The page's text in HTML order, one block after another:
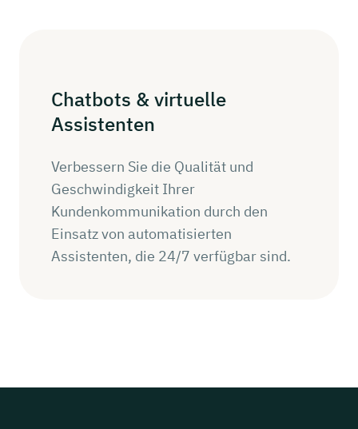
Chatbots &virtuelle
Assistenten
Verbessern Sie die Qualität und
Geschwindigkeit Ihrer
Kundenkommunikation durch den
Einsatz von automatisierten
Assistenten, die 24/7 verfügbar sind.